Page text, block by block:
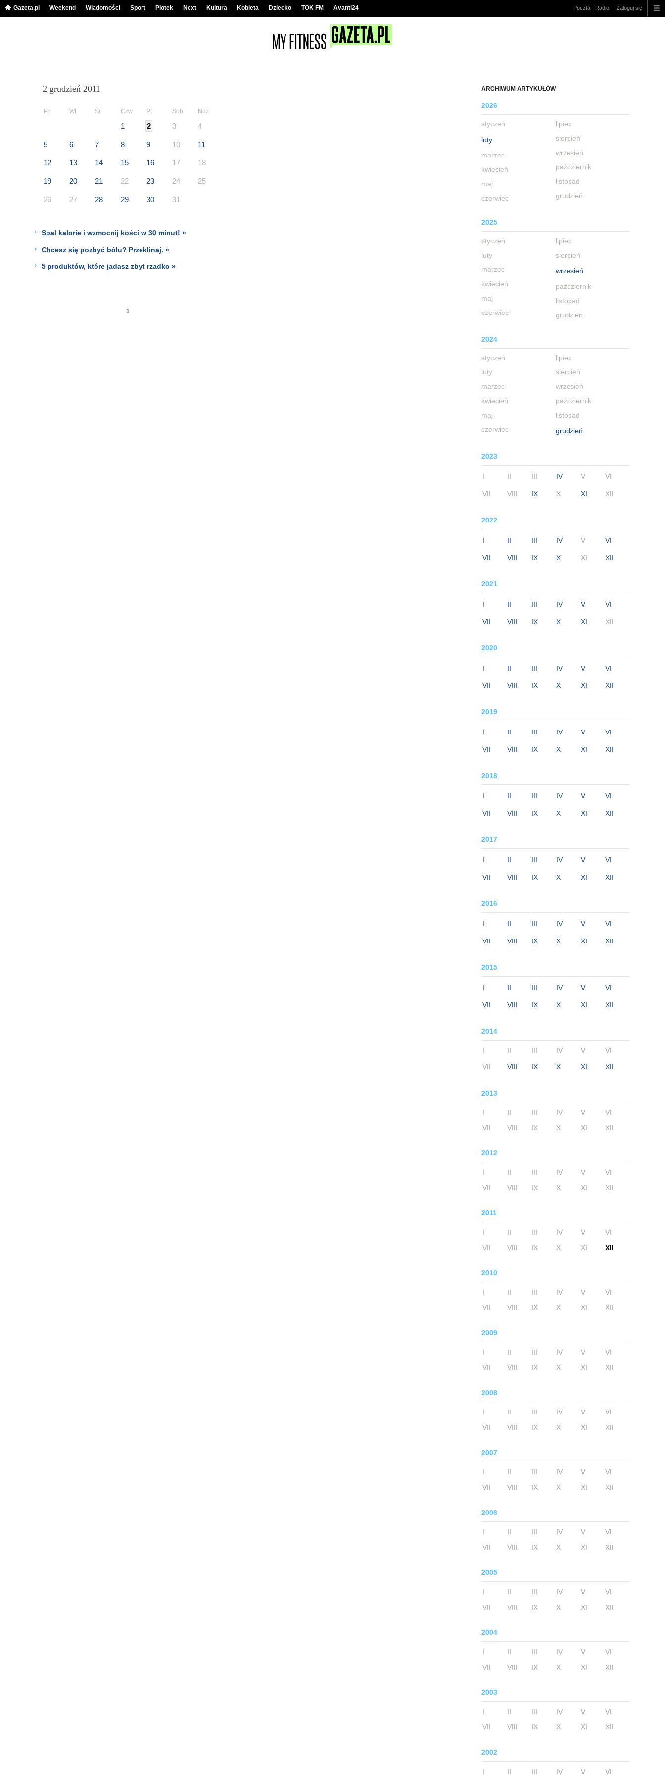
Gazeta.pl Weekend Wiadomości Sport Plotek Next Kultura Kobieta Dziecko TOK FM Avanti24 Poczta Radio Zaloguj się
ARCHIWUM ARTYKUŁÓW
2026
styczeń
luty
marzec
kwiecień
maj
czerwiec
lipiec
sierpień
wrzesień
październik
listopad
grudzień
2025
styczeń
luty
marzec
kwiecień
maj
czerwiec
lipiec
sierpień
wrzesień
październik
listopad
grudzień
2024
styczeń
luty
marzec
kwiecień
maj
czerwiec
lipiec
sierpień
wrzesień
październik
listopad
grudzień
2023
I II III IV V VI
VII VIII IX X XI XII
2022
I II III IV V VI
VII VIII IX X XI XII
2021
I II III IV V VI
VII VIII IX X XI XII
2020
I II III IV V VI
VII VIII IX X XI XII
2019
I II III IV V VI
VII VIII IX X XI XII
2018
I II III IV V VI
VII VIII IX X XI XII
2017
I II III IV V VI
VII VIII IX X XI XII
2016
I II III IV V VI
VII VIII IX X XI XII
2015
I II III IV V VI
VII VIII IX X XI XII
2014
I II III IV V VI
VII VIII IX X XI XII
2013
I II III IV V
VI
VII
VIII IX X XI XII
2012
I II III IV V
VI
VII
VIII IX X XI XII
2011
I II III IV V
VI
VII
VIII IX X XI XII
2010
I II III IV V
VI
VII
VIII IX X XI XII
2009
I II III IV V
VI
VII
VIII IX X XI XII
2008
I II III IV V
VI
VII
VIII IX X XI XII
2007
I II III IV V
VI
VII
VIII IX X XI XII
2006
I II III IV V
VI
VII
VIII IX X XI XII
2005
I II III IV V
VI
VII
VIII IX X XI XII
2004
I II III IV V
VI
VII
VIII IX X XI XII
2003
I II III IV V
VI
VII
VIII IX X XI XII
2002
I II III IV V VI
2 grudzień 2011
Pn Wt Śr Czw Pt Sob Ndz
1 2 3 4
5 6 7 8 9 10 11
12 13 14 15 16 17 18
19 20 21 22 23 24 25
26 27 28 29 30 31
Spal kalorie i wzmocnij kości w 30 minut! »
Chcesz się pozbyć bólu? Przeklinaj. »
5 produktów, które jadasz zbyt rzadko »
1